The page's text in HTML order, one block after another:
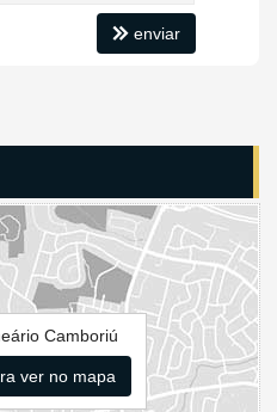
enviar
Camboriú
ver no mapa